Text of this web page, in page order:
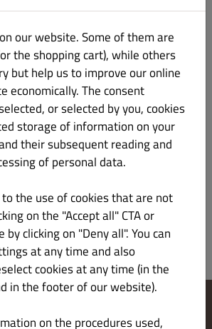
ml 26.00 zł
sól, kminek, liść laurowy, ziele
orzechy ziemne i inne orzechy, sezam,
i zacienionym miejscu.
w lodówce.
our website. Some of them are
the shopping cart), while others
but help us to improve our online
economically. The consent
or selected by you, cookies
storage of information on your
their subsequent reading and
of personal data.
to the use of cookies that are not
on the "Accept all" CTA or
clicking on "Deny all". You can
at any time and also
cookies at any time (in the
in the footer of our website).
on the procedures used,